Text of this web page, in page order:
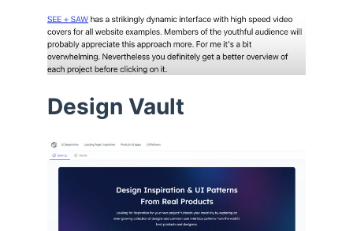
Design Vault